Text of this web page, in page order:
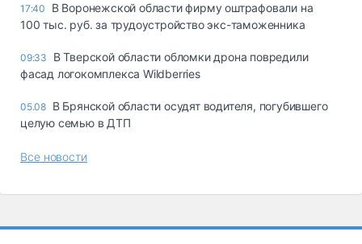
17:40
В Воронежской области фирму оштрафовали на
100 тыс. руб. за трудоустройство экс-таможенника
09:33
В Тверской области обломки дрона повредили
фасад логокомплекса Wildberries
05.08 В Брянской области осудят водителя, погубившего
целую семью в ДТП
Все новости